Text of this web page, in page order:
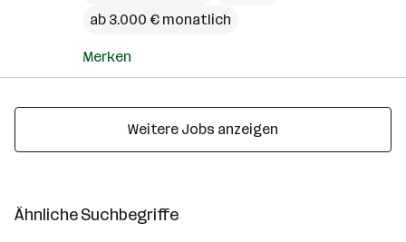
ab 3.000 € monatlich
Merken
Weitere Jobs anzeigen
Ähnliche Suchbegriffe